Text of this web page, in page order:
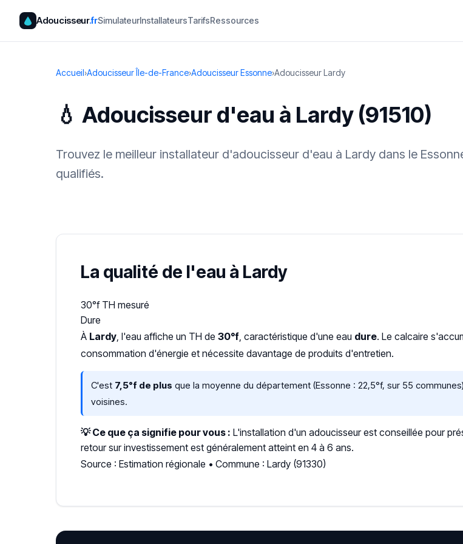
Adoucisseur.frSimulateurInstallateursTarifsRessources
Accueil›Adoucisseur Île-de-France›Adoucisseur Essonne›Adoucisseur Lardy
💧 Adoucisseur d'eau à Lardy (91510)
Trouvez le meilleur installateur d'adoucisseur d'eau à Lardy dans le
qualifiés.
La qualité de l'eau à Lardy
30°f TH mesuré
Dure
À Lardy, l'eau affiche un TH de 30°f, caractéristique d'une eau dure. Le calcaire
consommation d'énergie et nécessite davantage de produits d'entretien.
C'est 7,5°f de plus que la moyenne du département (Essonne : 22,5°f, sur 55
voisines.
💡 Ce que ça signifie pour vous : L'installation d'un adoucisseur est conseillée pour
retour sur investissement est généralement atteint en 4 à 6 ans.
Source : Estimation régionale • Commune : Lardy (91330)